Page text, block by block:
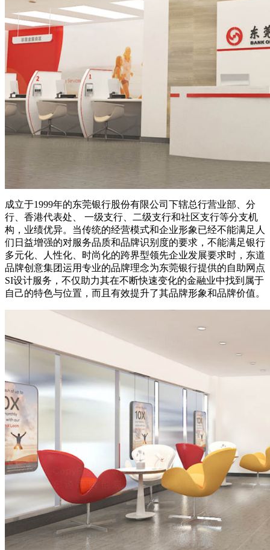
成立于1999年的东莞银行股份有限公司下辖总行营业部、分
行、香港代表处、 一级支行、二级支行和社区支行等分支机
构，业绩优异。当传统的经营模式和企业形象已经不能满足人
们日益增强的对服务品质和品牌识别度的要求，不能满足银行
多元化、人性化、时尚化的跨界型领先企业发展要求时，东道
品牌创意集团运用专业的品牌理念为东莞银行提供的自助网点
SI设计服务，不仅助力其在不断快速变化的金融业中找到属于
自己的特色与位置，而且有效提升了其品牌形象和品牌价值。